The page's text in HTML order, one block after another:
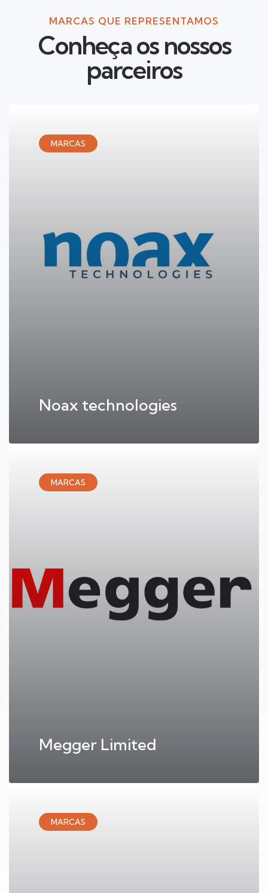
MARCAS QUE REPRESENTAMOS
Conheça os nossos
parceiros
MARCAS
Noax technologies
MARCAS
Megger Limited
MARCAS